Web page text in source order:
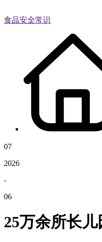
食品安全常识
07
2026
-
06
25万余所长